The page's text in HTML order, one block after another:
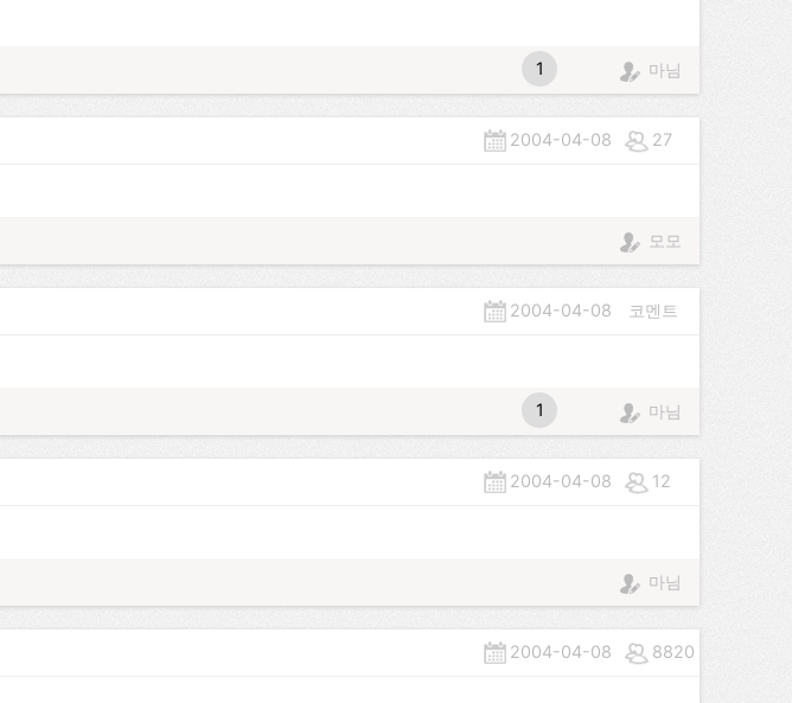
마님
1
27
2004-04-08
모모
코멘트
2004-04-08
마님
1
12
2004-04-08
마님
8820
2004-04-08